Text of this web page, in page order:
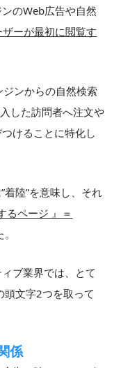
のWeb広告や自然
ーが最初に閲覧す
ンからの自然検索
した訪問者へ注文や
けることに特化し
着陸”を意味し、それ
るページ 』＝
ブ業界では、とて
頭文字2つを取って
係